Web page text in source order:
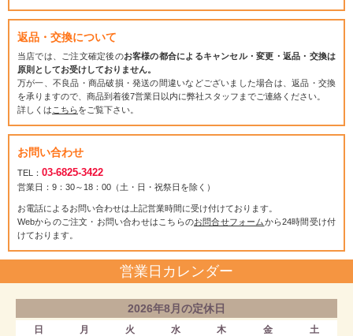
返品・交換について
当店では、ご注文確定後のお客様の都合によるキャンセル・変更・返品・交換は
原則としてお受けしておりません。
万が一、不良品・商品破損・発送の間違いなどございました場合は、返品・交換
を承りますので、商品到着後7営業日以内に弊社スタッフまでご連絡ください。
詳しくは こちらをご覧下さい。
お問い合わせ
TEL： 03-6825-3422
営業日：9：30～18：00（土・日・祝祭日を除く）
お電話によるお問い合わせは上記営業時間に受け付けております。
Webからのご注文・お問い合わせはこちらのお問合せフォームから24時間受け付
けております。
営業日カレンダー
2026年8月の定休日
日 月 火 水 木 金
土